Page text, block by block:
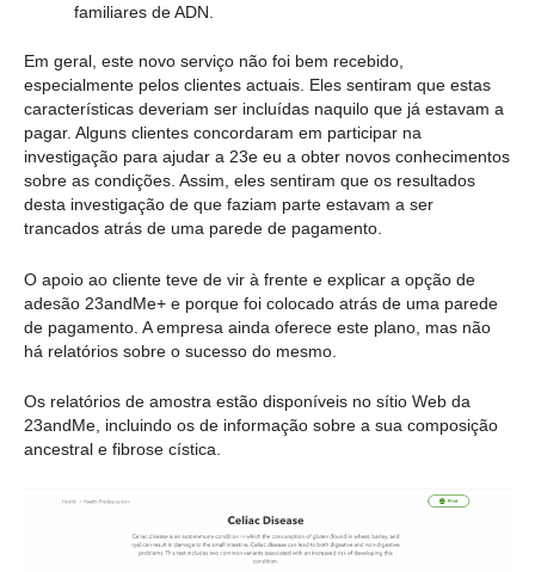
familiares de ADN.
Em geral, este novo serviço não foi bem recebido,
especialmente pelos clientes actuais. Eles sentiram que estas
características deveriam ser incluídas naquilo que já estavam a
pagar. Alguns clientes concordaram em participar na
investigação para ajudar a 23e eu a obter novos conhecimentos
sobre as condições. Assim, eles sentiram que os resultados
desta investigação de que faziam parte estavam a ser
trancados atrás de uma parede de pagamento.
O apoio ao cliente teve de vir à frente e explicar a opção de
adesão 23andMe+ e porque foi colocado atrás de uma parede
de pagamento. A empresa ainda oferece este plano, mas não
há relatórios sobre o sucesso do mesmo.
Os relatórios de amostra estão disponíveis no sítio Web da
23andMe, incluindo os de informação sobre a sua composição
ancestral e fibrose cística.